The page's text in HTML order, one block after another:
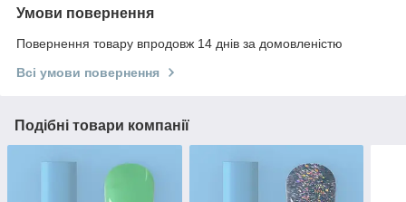
Умови повернення
Повернення товару впродовж 14 днів за домовленістю
Всі умови повернення
Подібні товари компанії